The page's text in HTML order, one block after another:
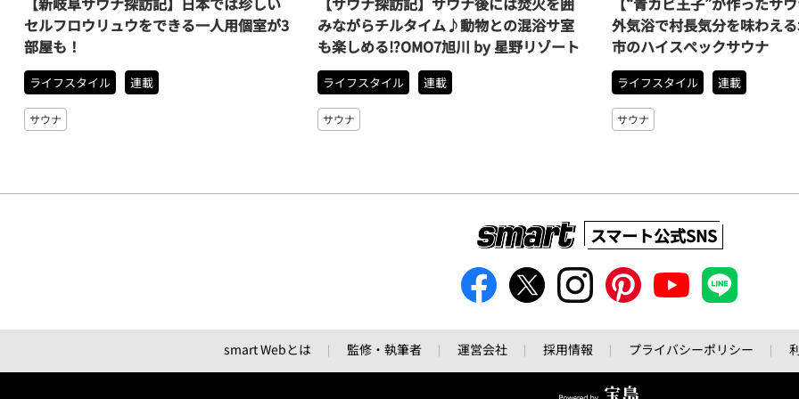
セルフロウリュウをできる一人用個室が3
部屋も！
ライフスタイル 連載
サウナ
みながらチルタイム♪動物との混浴サ室
も楽しめる⁉OMO7旭川 by 星野リゾート
ライフスタイル 連載
サウナ
外気浴で村長気分を味わえ
市のハイスぺックサウナ
ライフスタイル 連載
サウナ
スマート公式SNS
smart Webとは 監修・執筆者 運営会社 採用情報 プライバシーポリシー